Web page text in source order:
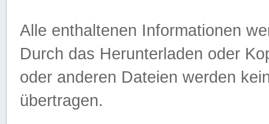
Alle enthaltenen Informationen
Durch das Herunterladen oder
oder anderen Dateien werden
übertragen.